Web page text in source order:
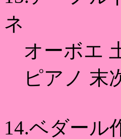
ネ
オーボエ
ピアノ 末
14.ベダール